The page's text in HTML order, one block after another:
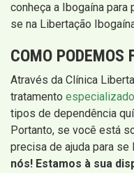
conheça a Ibogaína
se na Libertação
COMO PODEMOS
Através da Clínica
tratamento especializado
tipos de dependência
Portanto, se você está
precisa de ajuda para se
nós! Estamos à sua